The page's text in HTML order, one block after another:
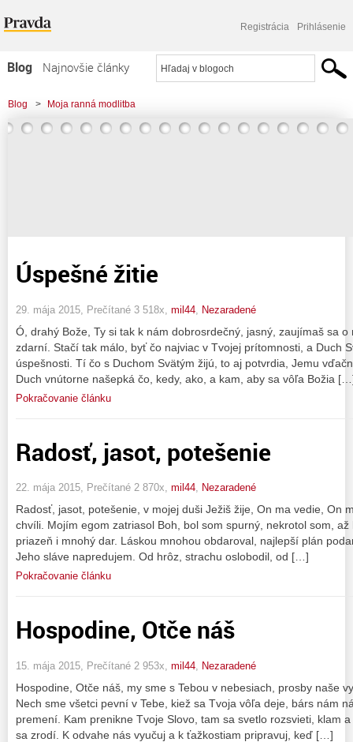
Registrácia Prihlásenie
Blog
Najnovšie články
Najčítanejšie články
Najkomentovanejšie články
Blog > Moja ranná modlitba
Úspešné žitie
29. mája 2015, Prečítané 3 518x, mil44 Nezaradené
Ó, drahý Bože, Ty si tak k nám dobrosrdečný, jasný, zaujímaš sa
zdarní. Stačí tak málo, byť čo najviac v Tvojej prítomnosti, a Duch
úspešnosti. Tí čo s Duchom Svätým žijú, to aj potvrdia, Jemu
Duch vnútorne našepká čo, kedy, ako, a kam, aby sa vôľa Božia
Pokračovanie článku
Radosť, jasot, potešenie
22. mája 2015, Prečítané 2 870x, mil44, Nezaradené
Radosť, jasot, potešenie, v mojej duši Ježiš žije, On ma vedie, On
chvíli. Mojím egom zatriasol Boh, bol som spurný, nekrotol som,
priazeň i mnohý dar. Láskou mnohou obdaroval, najlepší plán
Jeho sláve napredujem. Od hrôz, strachu oslobodil, od […]
Pokračovanie článku
Hospodine, Otče náš
15. mája 2015, Prečítané 2 953x, mil44 Nezaradené
Hospodine, Otče náš, my sme s Tebou v nebesiach, prosby naše
Nech sme všetci pevní v Tebe, kiež sa Tvoja vôľa deje, bárs nám
premení. Kam prenikne Tvoje Slovo, tam sa svetlo rozsvieti, klam
sa zrodí. K odvahe nás vyučuj a k ťažkostiam pripravuj, keď […]